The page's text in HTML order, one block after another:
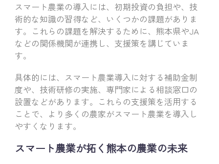
スマート農業の導入には、初期投資の負担や、技
術的な知識の習得など、いくつかの課題がありま
す。これらの課題を解決するために、熊本県やJA
などの関係機関が連携し、支援策を講じていま
す。
具体的には、スマート農業導入に対する補助金制
度や、技術研修の実施、専門家による相談窓口の
設置などがあります。これらの支援策を活用する
ことで、より多くの農家がスマート農業を導入し
やすくなります。
スマート農業が拓く熊本の農業の未来